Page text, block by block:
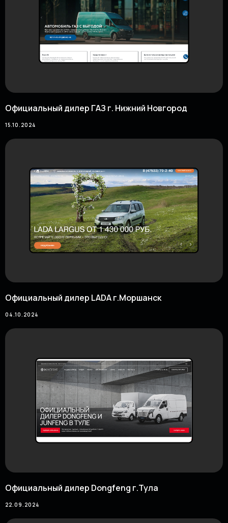
Официальный дилер ГАЗ г. Нижний Новгород
15.10.2024
Официальный дилер LADA г.Моршанск
04.10.2024
Официальный дилер Dongfeng г.Тула
22.09.2024